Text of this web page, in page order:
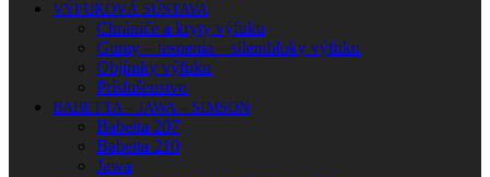
VÝFUKOVÁ SÚSTAVA
Chrániče a kryty výfuku
Gumy – tesnenia – silentbloky výfuku
Objímky výfuku
Príslušenstvo
BABETTA – JAWA – SIMSON
Babetta 207
Babetta 210
Jawa